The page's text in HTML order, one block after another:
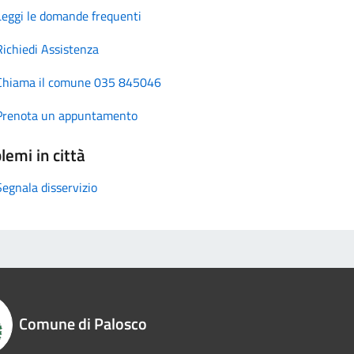
le domande frequenti
Assistenza
il comune 035 845046
un appuntamento
in città
disservizio
Comune di Palosco